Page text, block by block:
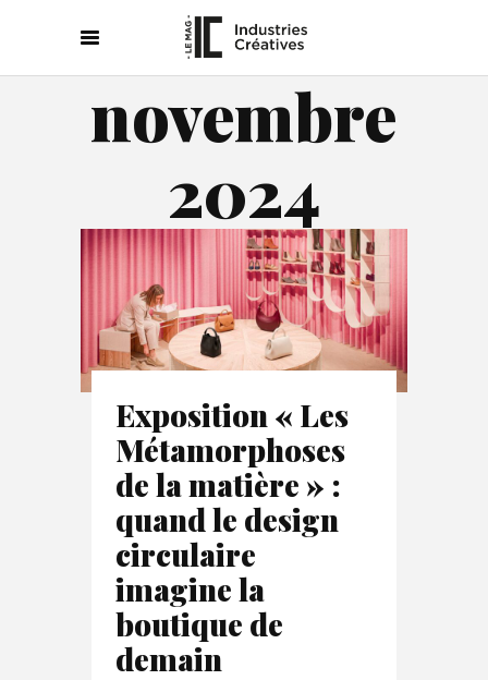
novembre
2024
Exposition « Les
Métamorphoses
de la matière » :
quand le design
circulaire
imagine la
boutique de
demain